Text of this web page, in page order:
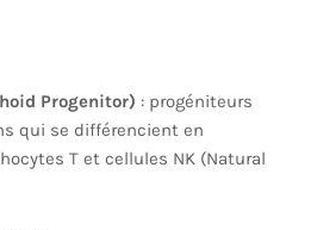
Progenitor) : progéniteurs
qui se différencient en
T et cellules NK (Natural